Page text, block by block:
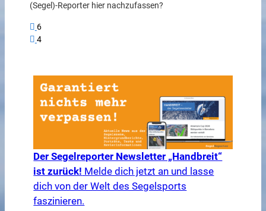
(Segel)-Reporter hier nachzufassen?
6
4
Der Segelreporter Newsletter „Handbreit“
ist zurück! Melde dich jetzt an und lasse
dich von der Welt des Segelsports
faszinieren.